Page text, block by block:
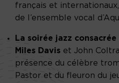
français et
de l’ensemble vocal
La soirée jazz
Miles Davis et John
présence du célèbre
Pastor et du fleuron du